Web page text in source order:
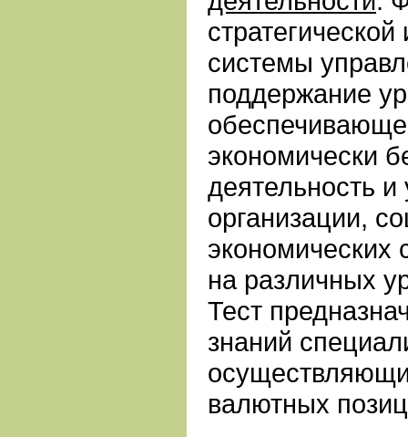
системы
поддержание
экономически
деятельность и
организации,
экономических
на различных
Тест
знаний
валютных